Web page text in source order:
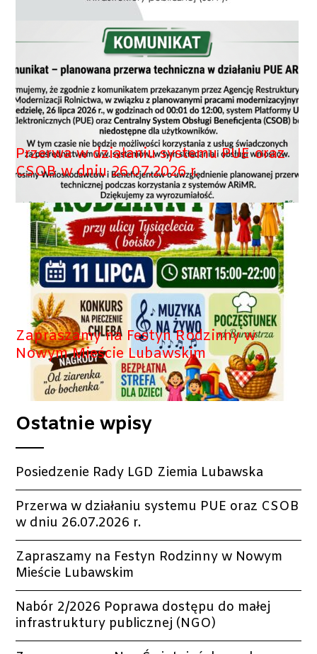
Przerwa w działaniu systemu PUE oraz
CSOB w dniu 26.07.2026 r.
Zapraszamy na Festyn Rodzinny w
Nowym Mieście Lubawskim
Ostatnie wpisy
Posiedzenie Rady LGD Ziemia Lubawska
Przerwa w działaniu systemu PUE oraz CSOB
w dniu 26.07.2026 r.
Zapraszamy na Festyn Rodzinny w Nowym
Mieście Lubawskim
Nabór 2/2026 Poprawa dostępu do małej
infrastruktury publicznej (NGO)